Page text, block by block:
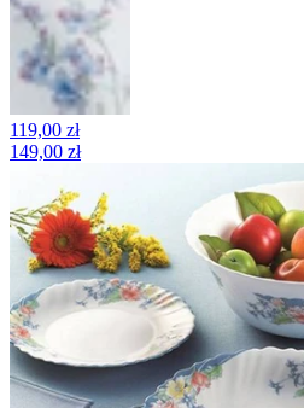
119,00 zł
149,00 zł